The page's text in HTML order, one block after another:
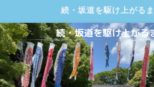
続・坂道を駆け上がる